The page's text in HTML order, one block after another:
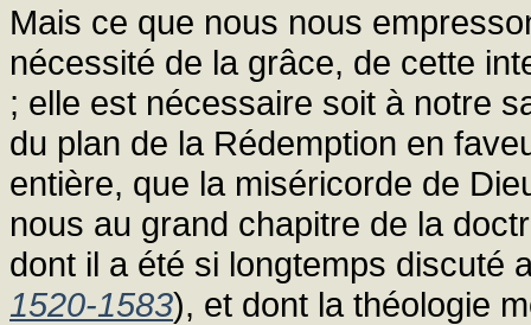
Mais ce que nous nous
nécessité de la grâce, de cette
; elle est nécessaire soit à notre
du plan de la Rédemption en
entière, que la miséricorde de
nous au grand chapitre de la
dont il a été si longtemps discuté
1520-1583), et dont la théologie